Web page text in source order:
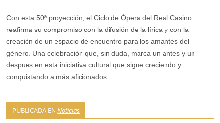
Con esta 50ª proyección, el Ciclo de Ópera del Real Casino
reafirma su compromiso con la difusión de la lírica y con la
creación de un espacio de encuentro para los amantes del
género. Una celebración que, sin duda, marca un antes y un
después en esta iniciativa cultural que sigue creciendo y
conquistando a más aficionados.
PUBLICADA ENNoticias